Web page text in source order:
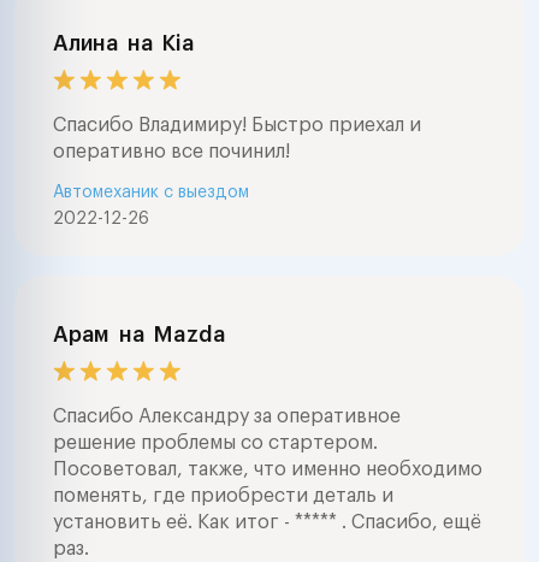
Алина на Kia
Спасибо Владимиру! Быстро приехал и
оперативно все починил!
2022-12-26
Автомеханик с выездом
Арам на Mazda
Спасибо Александру за оперативное
решение проблемы со стартером.
Посоветовал, также, что именно необходимо
поменять, где приобрести деталь и
установить её. Как итог - ***** . Спасибо, ещё
раз.